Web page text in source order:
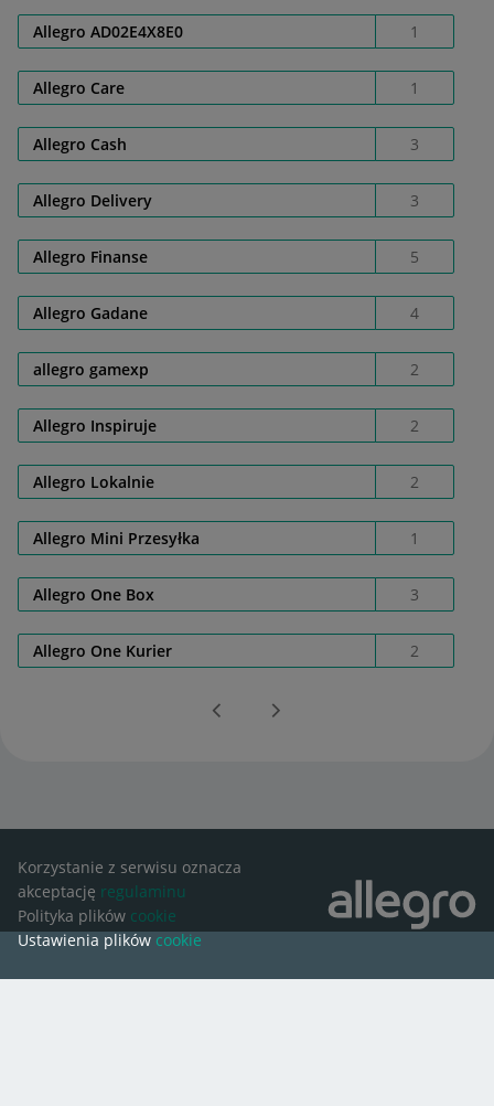
Allegro AD02E4X8E0 1
Allegro Care 1
Allegro Cash 3
Allegro Delivery 3
Allegro Finanse 5
Allegro Gadane 4
allegro gamexp 2
Allegro Inspiruje 2
Allegro Lokalnie 2
Allegro Mini Przesyłka 1
Allegro One Box 3
Allegro One Kurier 2
Korzystanie z serwisu oznacza
akceptację regulaminu
Polityka plików cookie
Ustawienia plików cookie